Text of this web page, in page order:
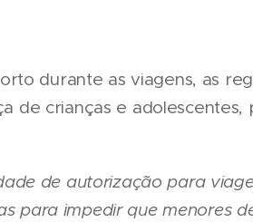
durante as viagens, as
de crianças e adolescentes,
de autorização para
para impedir que menores